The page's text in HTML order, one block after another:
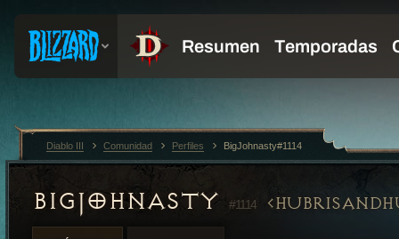
BIGJOHNASTY #1114
Diablo III Comunidad Perfiles BigJohnasty#1114